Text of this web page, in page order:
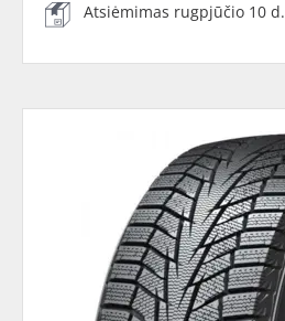
Atsiėmimas rugpjūčio 10 d.